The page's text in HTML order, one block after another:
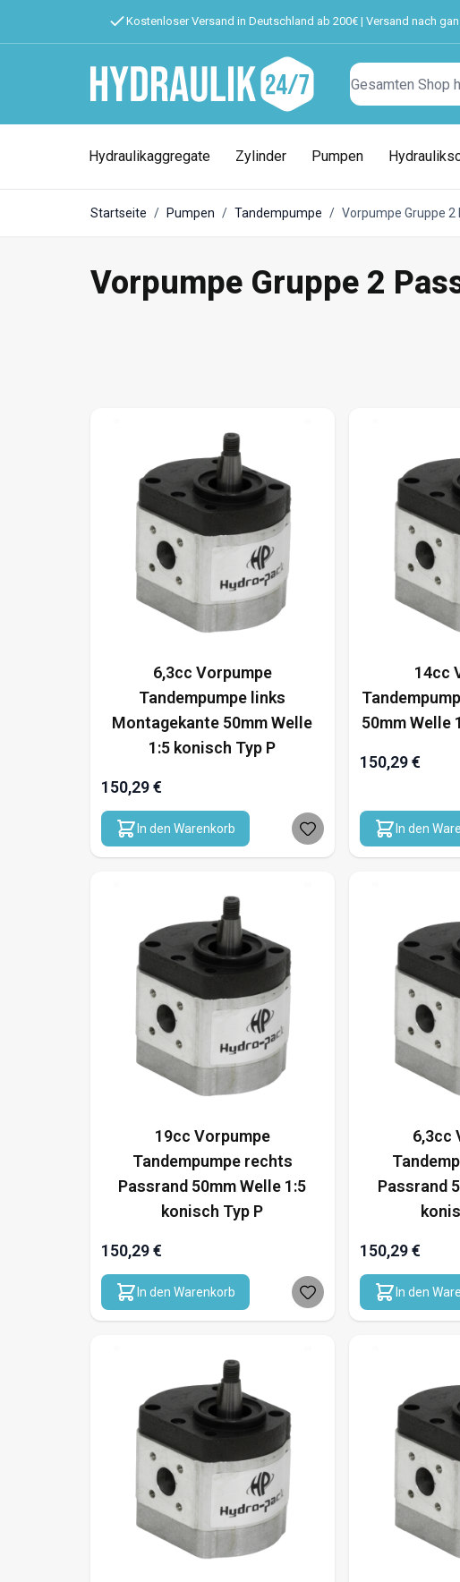
Kostenloser Versand in Deutschland ab 200€ | Versand nach
Suchen
Hydraulikaggregate Zylinder Pumpen
Startseite / Pumpen / Tandempumpe / Vorpumpe Gruppe 2
Vorpumpe Gruppe 2
6,3cc Vorpumpe
Tandempumpe links
Montagekante 50mm Welle
1:5 konisch Typ P
150,29 €
In den Warenkorb
14cc
50mm Welle
150,29 €
In den
19cc Vorpumpe
Tandempumpe rechts
Passrand 50mm Welle 1:5
konisch Typ P
150,29 €
In den Warenkorb
6,3cc
Passrand
150,29 €
In den